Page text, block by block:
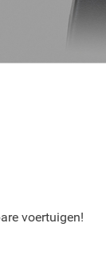
automotive
verzekerd in uw
voertuigen!